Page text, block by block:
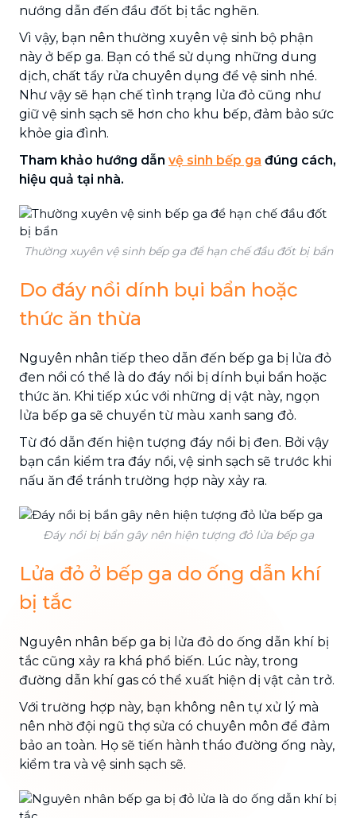
nướng dẫn đến đầu đốt bị tắc nghẽn.
Vì vậy, bạn nên thường xuyên vệ sinh bộ phận
này ở bếp ga. Bạn có thể sử dụng những dung
dịch, chất tẩy rửa chuyên dụng để vệ sinh nhé.
Như vậy sẽ hạn chế tình trạng lửa đỏ cũng như
giữ vệ sinh sạch sẽ hơn cho khu bếp, đảm bảo sức
khỏe gia đình.
Tham khảo hướng dẫn vệ sinh bếp ga đúng cách,
hiệu quả tại nhà.
Thường xuyên vệ sinh bếp ga để hạn chế đầu đốt bị bẩn
Do đáy nồi dính bụi bẩn hoặc
thức ăn thừa
Nguyên nhân tiếp theo dẫn đến bếp ga bị lửa đỏ
đen nồi có thể là do đáy nồi bị dính bụi bẩn hoặc
thức ăn. Khi tiếp xúc với những dị vật này, ngọn
lửa bếp ga sẽ chuyển từ màu xanh sang đỏ.
Từ đó dẫn đến hiện tượng đáy nồi bị đen. Bởi vậy
bạn cần kiểm tra đáy nồi, vệ sinh sạch sẽ trước khi
nấu ăn để tránh trường hợp này xảy ra.
Đáy nồi bị bẩn gây nên hiện tượng đỏ lửa bếp ga
Lửa đỏ ở bếp ga do ống dẫn khí
bị tắc
Nguyên nhân bếp ga bị lửa đỏ do ống dẫn khí bị
tắc cũng xảy ra khá phổ biến. Lúc này, trong
đường dẫn khí gas có thể xuất hiện dị vật cản trở.
Với trường hợp này, bạn không nên tự xử lý mà
nên nhờ đội ngũ thợ sửa có chuyên môn để đảm
bảo an toàn. Họ sẽ tiến hành tháo đường ống này,
kiểm tra và vệ sinh sạch sẽ.